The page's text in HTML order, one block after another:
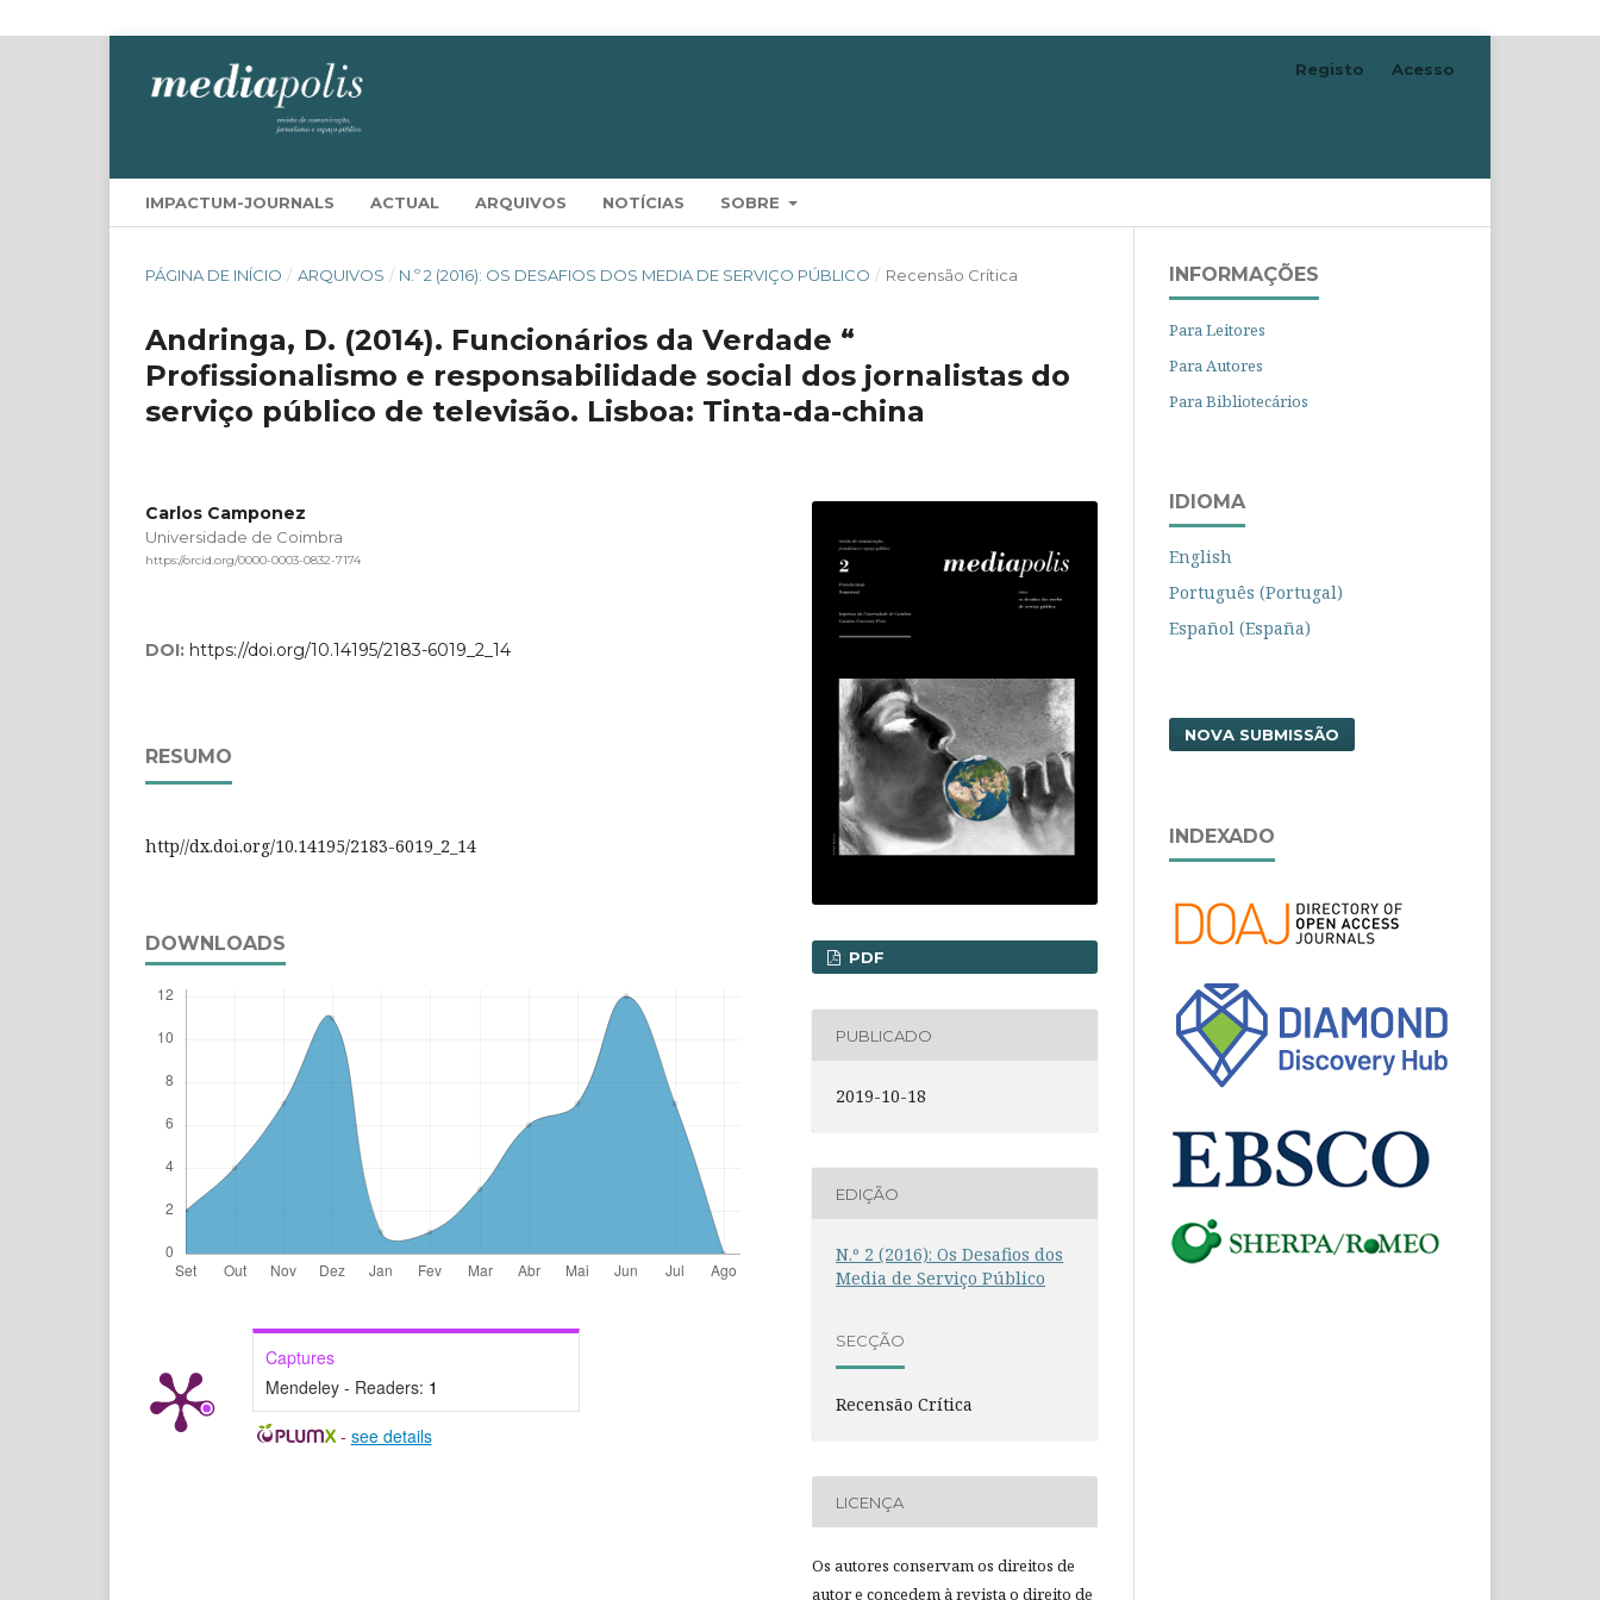
IMPACTUM-JOURNALS ACTUAL ARQUIVOS NOTÍCIAS SOBRE
Registo Acesso
PÁGINA DE INÍCIO / ARQUIVOS / N.º 2 (2016): OS DESAFIOS DOS MEDIA DE SERVIÇO PÚBLICO / Recensão Crítica
Andringa, D. (2014). Funcionários da Verdade “
Profissionalismo e responsabilidade social dos jornalistas do
serviço público de televisão. Lisboa: Tinta-da-china
Carlos Camponez
Universidade de Coimbra
https://orcid.org/0000-0003-0832-7174
DOI: https://doi.org/10.14195/2183-6019_2_14
RESUMO
http//dx.doi.org/10.14195/2183-6019_2_14
DOWNLOADS
Captures
Mendeley - Readers: 1
- see details
PDF
PUBLICADO
2019-10-18
EDIÇÃO
N.º 2 (2016): Os Desafios dos
Media de Serviço Público
SECÇÃO
Recensão Crítica
LICENÇA
Os autores conservam os direitos de
autor e concedem à revista o direito de
INFORMAÇÕES
Para Leitores
Para Autores
Para Bibliotecários
IDIOMA
English
Português (Portugal)
Español (España)
NOVA SUBMISSÃO
INDEXADO